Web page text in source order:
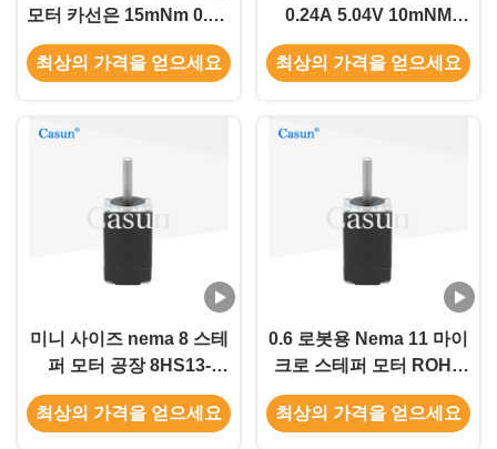
모터 카선은 15mNm 0.6A
두 단계를 자동차로 나릅
니다
최상의 가격을 얻으세요
0.24A 5.04V 10mNM
Nema 8 하이브리드 스텝
모터는 은빛이 됩니다
최상의 가격을 얻으세요
미니 사이즈 nema 8 스테
퍼 모터 공장 8HS13-
0604S 사용자 정의
최상의 가격을 얻으세요
0.6 로봇용 Nema 11 마이
크로 스테퍼 모터 ROHS
인증
최상의 가격을 얻으세요